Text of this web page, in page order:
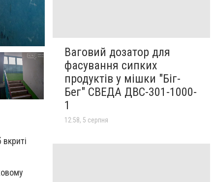
Ваговий дозатор для
фасування сипких
продуктів у мішки "Біг-
Бег" СВЕДА ДВС-301-1000-
1
12:58, 5 серпня